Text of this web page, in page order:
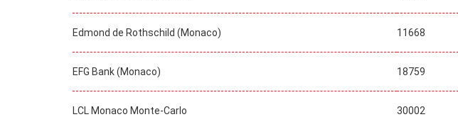
Edmond de Rothschild (Monaco) 11668
EFG Bank (Monaco) 18759
LCL Monaco Monte-Carlo 30002